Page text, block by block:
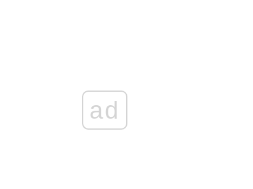
ad